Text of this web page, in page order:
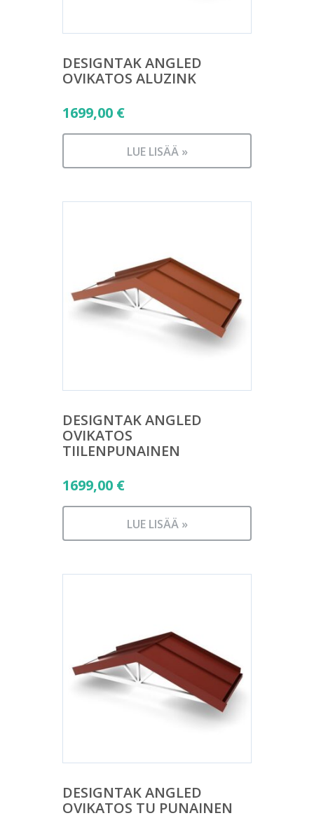
DESIGNTAK ANGLED
OVIKATOS ALUZINK
1699,00 €
LUE LISÄÄ »
DESIGNTAK ANGLED
OVIKATOS
TIILENPUNAINEN
1699,00 €
LUE LISÄÄ »
DESIGNTAK ANGLED
OVIKATOS TU PUNAINEN